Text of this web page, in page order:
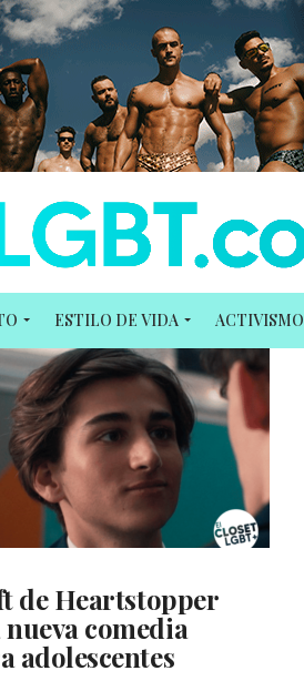
ESTILO DE VIDA ACTIVISMO
de Heartstopper
comedia
adolescentes